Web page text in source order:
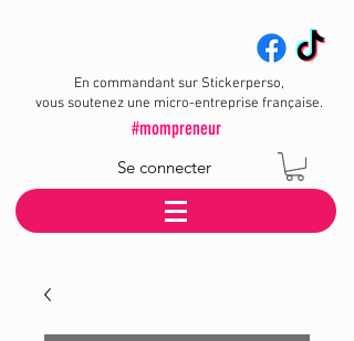
En commandant sur Stickerperso,
vous soutenez une micro-entreprise française.
#mompreneur
Se connecter